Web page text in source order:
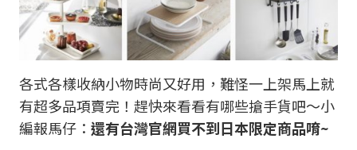
各式各樣收納小物時尚又好用，難怪一上架馬上就
有超多品項賣完！趕快來看看有哪些搶手貨吧～小
編報馬仔： 還有台灣官網買不到日本限定商品唷~